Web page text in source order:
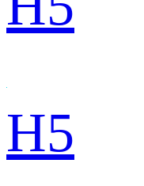
H5